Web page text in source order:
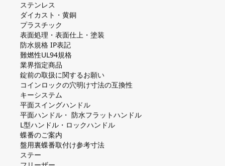
ステンレス
ダイカスト・⻩銅
プラスチック
表面処理・表面仕上・塗装
防⽔規格 IP表記
難燃性UL94規格
業界指定商品
錠前の取扱に関するお願い
コインロックの⽳明け⼨法の互換性
キーシステム
平⾯スイングハンドル
平⾯ハンドル・ 防⽔フラットハンドル
L型ハンドル・ロックハンドル
蝶番のご案内
盤⽤裏蝶番取付け参考⼨法
ステー